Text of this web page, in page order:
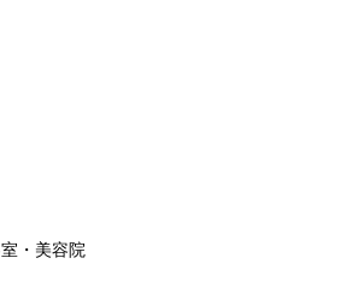
・美容院